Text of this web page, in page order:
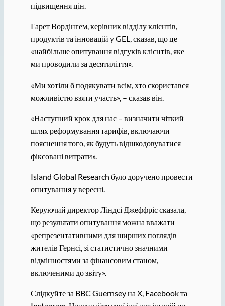
підвищення цін.
Гарет Вордінгем, керівник відділу клієнтів,
продуктів та інновацій у GEL, сказав, що це
«найбільше опитування відгуків клієнтів, яке
ми проводили за десятиліття».
«Ми хотіли б подякувати всім, хто скористався
можливістю взяти участь», – сказав він.
«Наступний крок для нас – визначити чіткий
шлях реформування тарифів, включаючи
пояснення того, як будуть відшкодовуватися
фіксовані витрати».
Island Global Research було доручено провести
опитування у вересні.
Керуючий директор Ліндсі Джеффріс сказала,
що результати опитування можна вважати
«репрезентативними для ширших поглядів
жителів Гернсі, зі статистично значними
відмінностями за фінансовим станом,
включеними до звіту».
Слідкуйте за BBC Guernsey на X, Facebook та